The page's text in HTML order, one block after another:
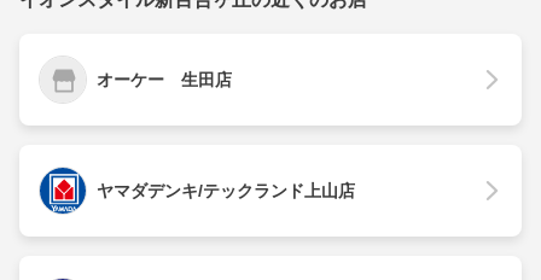
オーケー 生田店
ヤマダデンキ/テックランド上山店